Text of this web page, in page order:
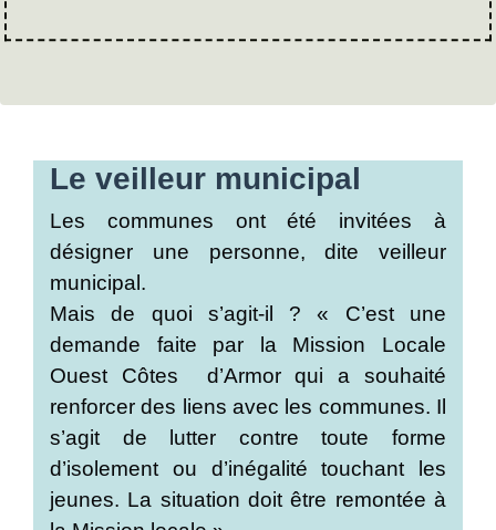
Le veilleur municipal
Les communes ont été invitées à
désigner une personne, dite veilleur
municipal.
Mais de quoi s’agit-il ? « C’est une
demande faite par la Mission Locale
Ouest Côtes d’Armor qui a souhaité
renforcer des liens avec les communes. Il
s’agit de lutter contre toute forme
d’isolement ou d’inégalité touchant les
jeunes. La situation doit être remontée à